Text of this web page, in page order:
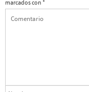
marcados con *